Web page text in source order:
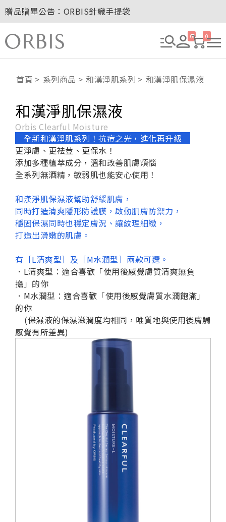
贈品贈畢公告：ORBIS針織手提袋
玉山卡友獨享優惠！2026年刷卡滿額送百元購物金！
2027年清新會員募集開跑！
8/1~8/8．紅利點數8倍送！
贈品贈畢公告：ORBIS大理石紋午茶杯
0 0
首頁 系列商品 和漢淨肌系列 和漢淨肌保濕液
和漢淨肌保濕液
Orbis Clearful Moisture
全新和漢淨肌系列！抗痘之光，進化再升級
更淨膚、更祛荳、更保水！
添加多種植萃成分，溫和改善肌膚煩惱
全系列無酒精，敏弱肌也能安心使用！
和漢淨肌保濕液幫助舒緩肌膚，
同時打造清爽隱形防護膜，啟動肌膚防禦力，
穩固保濕同時也穩定膚況、讓紋理細緻，
打造出滑嫩的肌膚。
有［L清爽型］及［M水潤型］兩款可選。
．L清爽型：適合喜歡「使用後感覺膚質清爽無負
擔」的你
．M水潤型：適合喜歡「使用後感覺膚質水潤飽滿」
的你
(保濕液的保濕滋潤度均相同，唯質地與使用後膚觸
感覺有所差異)